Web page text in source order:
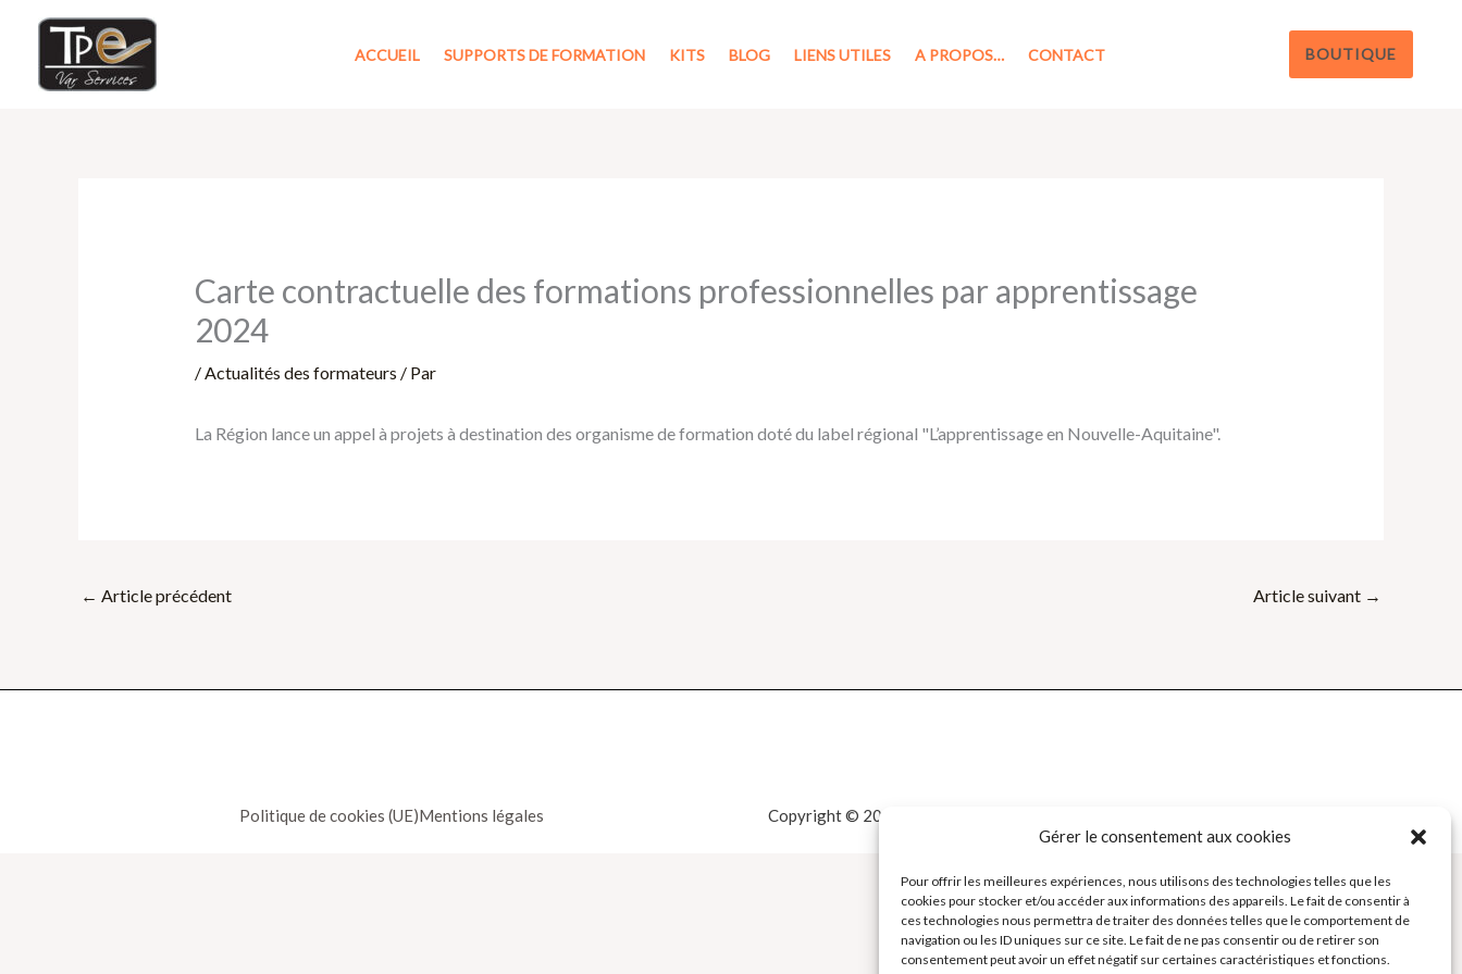
Gérer le consentement aux cookies
Pour offrir les meilleures expériences, nous utilisons des technologies telles que les
cookies pour stocker et/ou accéder aux informations des appareils. Le fait de consentir à
ces technologies nous permettra de traiter des données telles que le comportement de
navigation ou les ID uniques sur ce site. Le fait de ne pas consentir ou de retirer son
consentement peut avoir un effet négatif sur certaines caractéristiques et fonctions.
contenu
ACCUEIL SUPPORTS DE FORMATION KITS BLOG LIENS UTILES A PROPOS… CONTACT BOUTIQUE
Carte contractuelle des formations professionnelles par apprentissage
2024
/Actualités des formateurs / Par
La Région lance un appel à projets à destination des organisme de formation doté du label régional "L’apprentissage en Nouvelle-Aquitaine".
← Article précédent Article suivant →
Politique de cookies (UE)Mentions légales Copyright © 2026 La Boutique des Formateurs - Outils et Supports pour formateurs